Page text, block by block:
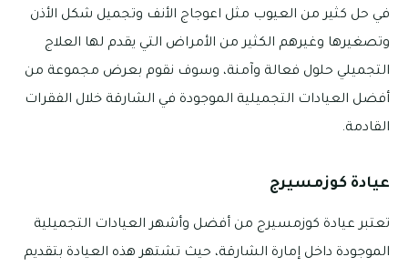
في حل كثير من العيوب مثل اعوجاج الأنف وتجميل شكل الأذن
وتصغيرها وغيرهم الكثير من الأمراض التي يقدم لها العلاج
التجميلي حلول فعالة وآمنة، وسوف نقوم بعرض مجموعة من
أفضل العيادات التجميلية الموجودة في الشارقة خلال الفقرات
القادمة.
عيادة كوزمسيرج
تعتبر عيادة كوزمسيرج من أفضل وأشهر العيادات التجميلية
الموجودة داخل إمارة الشارقة، حيث تشتهر هذه العيادة بتقديم